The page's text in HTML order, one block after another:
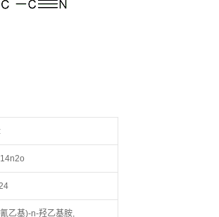
乙基)-n-羟乙基胺,